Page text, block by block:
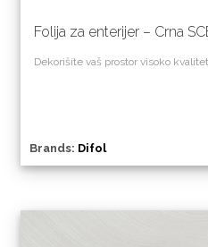
Folija za enterijer – Crna
Dekorišite vaš prostor visoko
Brands: Difol